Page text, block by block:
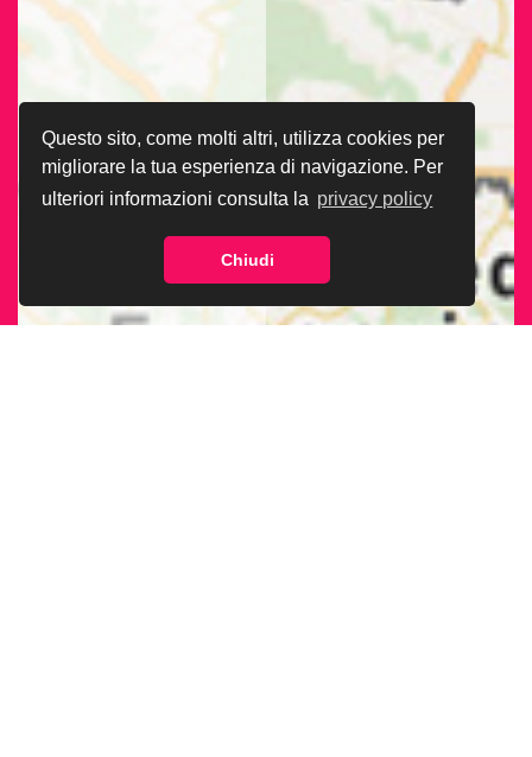
Questo sito, come molti altri, utilizza cookies per
migliorare la tua esperienza di navigazione. Per
ulteriori informazioni consulta la privacy policy
Chiudi